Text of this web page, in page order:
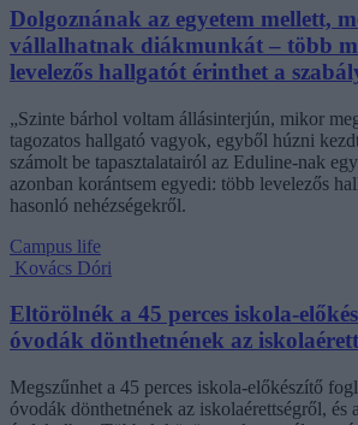
Dolgoznának az egyetem mellett,
vállalhatnak diákmunkát – több
levelezős hallgatót érinthet a
„Szinte bárhol voltam állásinterjún, mikor
tagozatos hallgató vagyok, egyből húzni
számolt be tapasztalatairól az Eduline-nak
azonban korántsem egyedi: több levelezős
hasonló nehézségekről.
Campus life
Kovács Dóri
Eltörölnék a 45 perces iskola-
óvodák dönthetnének az
Megszűnhet a 45 perces iskola-előkészítő
óvodák dönthetnének az iskolaérettségről,